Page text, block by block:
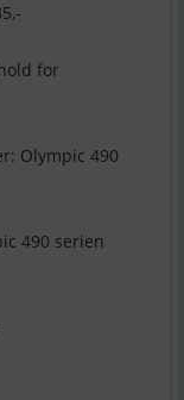
for
Olympic 490
490 serien